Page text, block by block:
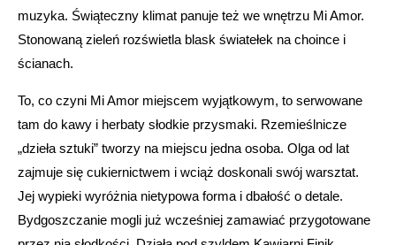
muzyka. Świąteczny klimat panuje też we wnętrzu Mi Amor.
Stonowaną zieleń rozświetla blask światełek na choince i
ścianach.
To, co czyni Mi Amor miejscem wyjątkowym, to serwowane
tam do kawy i herbaty słodkie przysmaki. Rzemieślnicze
„dzieła sztuki” tworzy na miejscu jedna osoba. Olga od lat
zajmuje się cukiernictwem i wciąż doskonali swój warsztat.
Jej wypieki wyróżnia nietypowa forma i dbałość o detale.
Bydgoszczanie mogli już wcześniej zamawiać przygotowane